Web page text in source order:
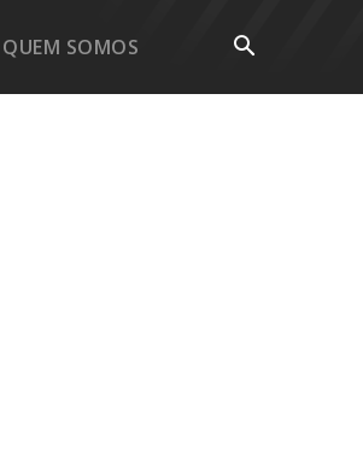
QUEM SOMOS